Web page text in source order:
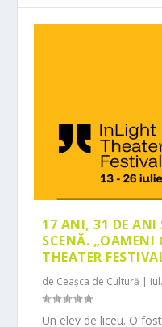
17 ANI, 31 DE ANI
SCENĂ.
THEATER
de Ceașca de Cultură |
Un elev de liceu. O